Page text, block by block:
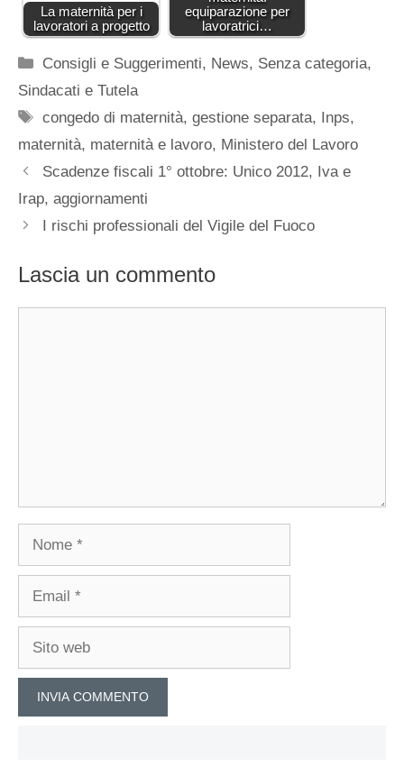
La maternità per i
lavoratori a progetto
equiparazione per
lavoratrici…
Categorie
Consigli e Suggerimenti, News, Senza categoria,
Sindacati e Tutela
Tag
congedo di maternità,gestione separata, Inps,
maternità, maternità e lavoro, Ministero del Lavoro
Scadenze fiscali 1° ottobre: Unico 2012, Iva e
Irap, aggiornamenti
I rischi professionali del Vigile del Fuoco
Lascia un commento
Nome
Email
Sito